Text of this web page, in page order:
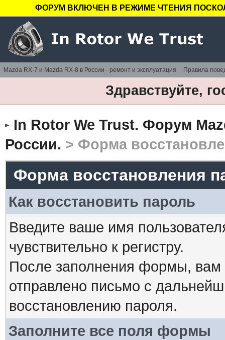
ФОРУМ ВКЛЮЧЕН В РЕЖИМЕ ЧТЕНИЯ
Mazda RX-7 и Mazda RX-8 в России - ремонт и эксплуатация Правила
Здравствуйте,
In Rotor We Trust. Форум
России. > Форма
Форма восстановления
Как восстановить пароль
Введите ваше имя
чувствительно к регистру.
После заполнения формы, вам
отправлено письмо с
восстановлению пароля.
Заполните все поля формы